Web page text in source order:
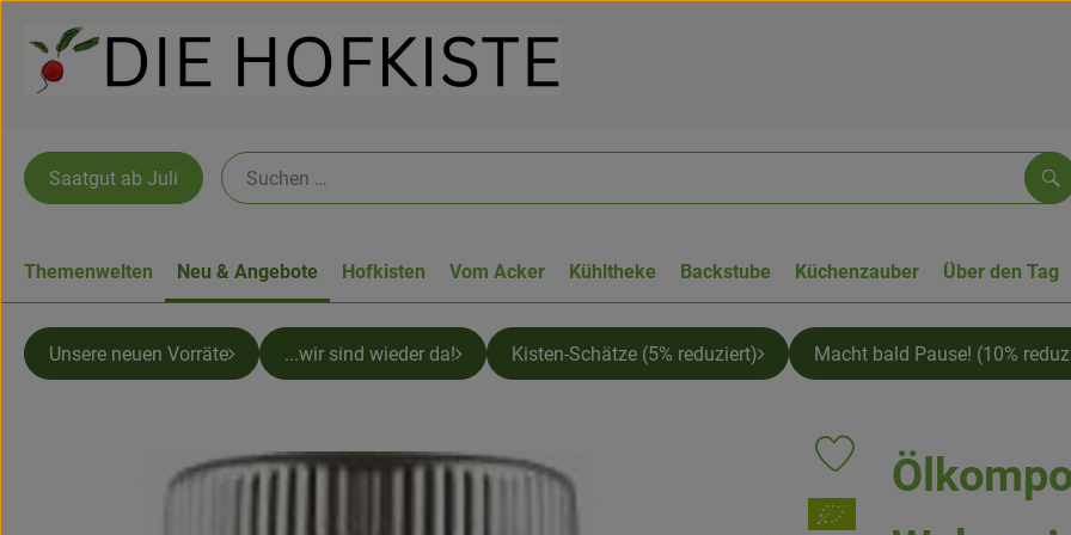
Saatgut ab Juli
Themenwelten Neu & Angebote Hofkisten Vom Acker Kühltheke Backstube Küchenzauber Über den Tag
Unsere neuen Vorräte ...wir sind wieder da! Kisten-Schätze (5% reduziert) Macht bald Pause! (10%
Produkt zu Favouriten hinzufügen
, Verband: